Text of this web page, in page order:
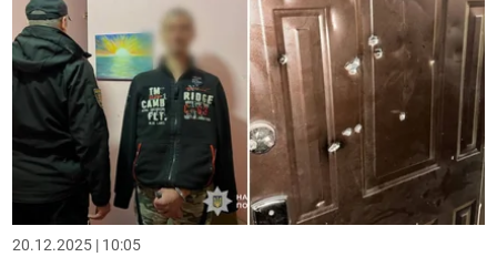
20.12.2025 | 10:05